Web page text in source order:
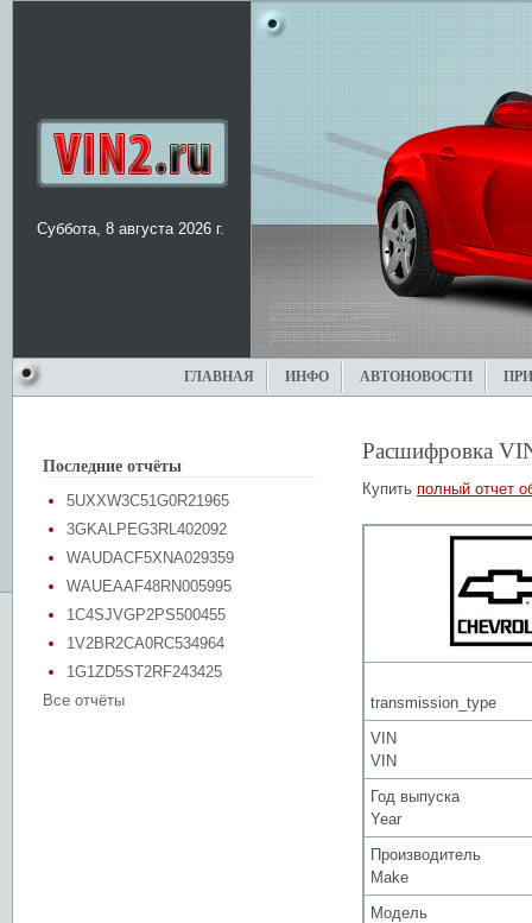
Суббота, 8 августа 2026 г.
ГЛАВНАЯ ИНФО АВТОНОВОСТИ
Последние отчёты
5UXXW3C51G0R21965
3GKALPEG3RL402092
WAUDACF5XNA029359
WAUEAAF48RN005995
1C4SJVGP2PS500455
1V2BR2CA0RC534964
1G1ZD5ST2RF243425
Все отчёты
Расшифровка
Купить полный отчет
transmission_type
VIN
VIN
Год выпуска
Year
Производитель
Make
Модель